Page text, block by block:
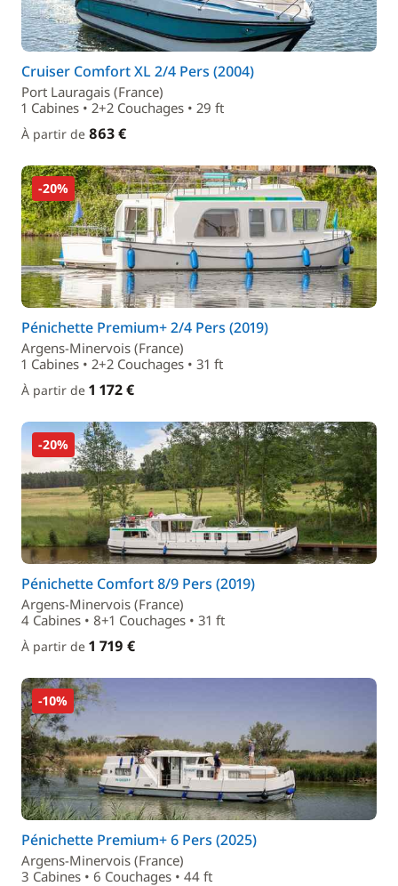
Cruiser Comfort XL 2/4 Pers (2004)
Port Lauragais (France)
1 Cabines • 2+2 Couchages • 29 ft
À partir de 863 €
-20%
Pénichette Premium+ 2/4 Pers (2019)
Argens-Minervois (France)
1 Cabines • 2+2 Couchages • 31 ft
À partir de 1 172 €
-20%
Pénichette Comfort 8/9 Pers (2019)
Argens-Minervois (France)
4 Cabines • 8+1 Couchages • 31 ft
À partir de 1 719 €
-10%
Pénichette Premium+ 6 Pers (2025)
Argens-Minervois (France)
3 Cabines • 6 Couchages • 44 ft